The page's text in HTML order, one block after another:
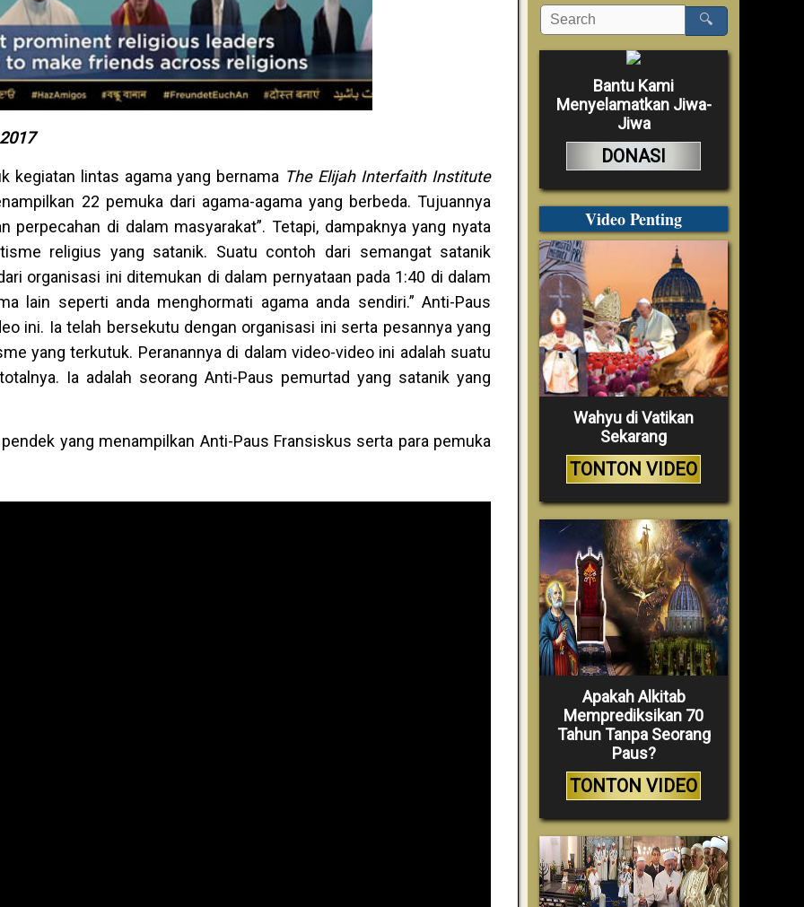
kegiatan lintas agama yang bernama The Elijah Interfaith Institute
22 pemuka dari agama-agama yang berbeda. Tujuannya
perpecahan di dalam masyarakat”. Tetapi, dampaknya yang nyata
religius yang satanik. Suatu contoh dari semangat satanik
organisasi ini ditemukan di dalam pernyataan pada 1:40 di dalam
lain seperti anda menghormati agama anda sendiri.” Anti-Paus
ini. Ia telah bersekutu dengan organisasi ini serta pesannya yang
yang terkutuk. Peranannya di dalam video-video ini adalah suatu
Ia adalah seorang Anti-Paus pemurtad yang satanik yang
yang menampilkan Anti-Paus Fransiskus serta para pemuka
🔍
Bantu Kami
Menyelamatkan Jiwa-
Jiwa
DONASI
Video Penting
Wahyu di Vatikan
Sekarang
TONTON VIDEO
Apakah Alkitab
Memprediksikan 70
Tahun Tanpa Seorang
Paus?
TONTON VIDEO